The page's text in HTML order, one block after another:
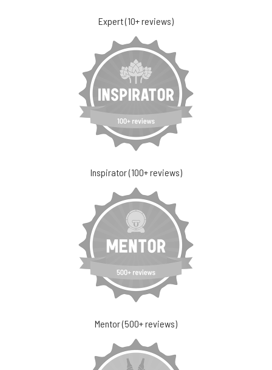
Expert (10+ reviews)
Inspirator (100+ reviews)
Mentor (500+ reviews)